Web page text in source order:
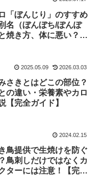
「ぼんじり」のすすめ
名（ぼんぼち/ぽんぽ
焼き方、体に悪い？も
2025.05.09 2026.03.03
さきとはどこの部位？
の違い・栄養素やカロ
【完全ガイド】
2024.02.15
鳥提供で生焼けを防ぐ
鳥刺しだけではなくカ
ターには注意！【完全